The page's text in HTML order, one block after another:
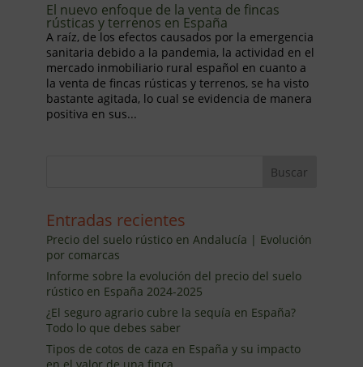
El nuevo enfoque de la venta de fincas
rústicas y terrenos en España
A raíz, de los efectos causados por la emergencia
sanitaria debido a la pandemia, la actividad en el
mercado inmobiliario rural español en cuanto a
la venta de fincas rústicas y terrenos, se ha visto
bastante agitada, lo cual se evidencia de manera
positiva en sus...
Entradas recientes
Precio del suelo rústico en Andalucía | Evolución
por comarcas
Informe sobre la evolución del precio del suelo
rústico en España 2024-2025
¿El seguro agrario cubre la sequía en España?
Todo lo que debes saber
Tipos de cotos de caza en España y su impacto